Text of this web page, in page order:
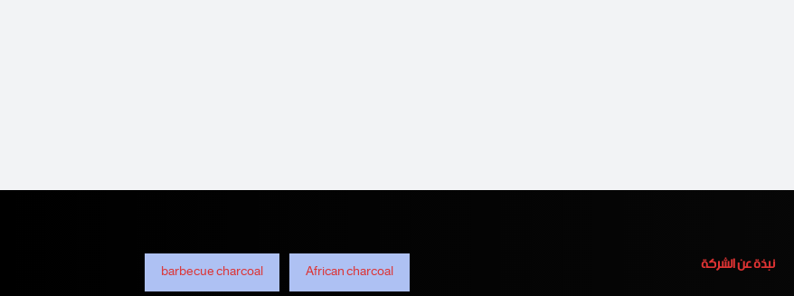
نبذة عن الشركة
African charcoal
barbecue charcoal